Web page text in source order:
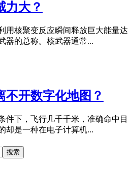
力大？
用核聚变反应瞬间释放巨大能量达
器的总称。核武器通常...
不开数字化地图？
件下，飞行几千千米，准确命中目
却是一种在电子计算机...
搜索